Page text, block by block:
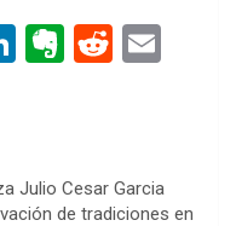
Li
n
E
e
R
t
Julio Cesar Garcia
de tradiciones en